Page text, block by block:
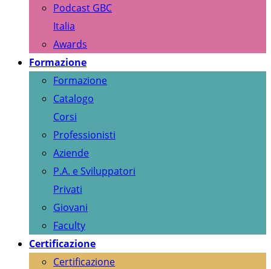
Podcast GBC
Italia
Awards
Formazione
Formazione
Catalogo
Corsi
Professionisti
Aziende
P.A. e Sviluppatori
Privati
Giovani
Faculty
Certificazione
Certificazione